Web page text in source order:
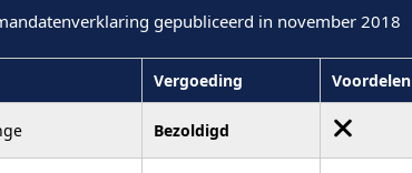
gepubliceerd in november 2018
Vergoeding Voordelen
Bezoldigd